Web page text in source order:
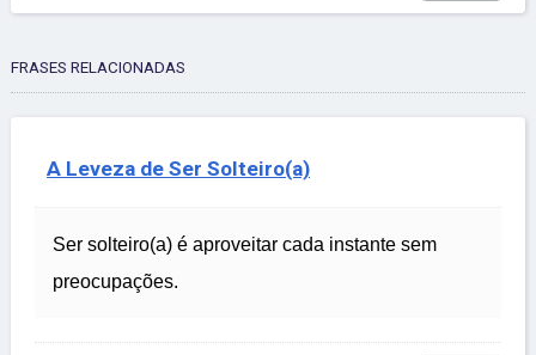
FRASES RELACIONADAS
A Leveza de Ser Solteiro(a)
Ser solteiro(a) é aproveitar cada instante sem
preocupações.